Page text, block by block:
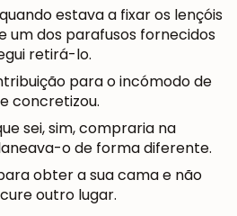
estava a fixar os lençóis
um dos parafusos fornecidos
retirá-lo.
para o incómodo de
concretizou.
sei, sim, compraria na
o de forma diferente.
obter a sua cama e não
outro lugar.